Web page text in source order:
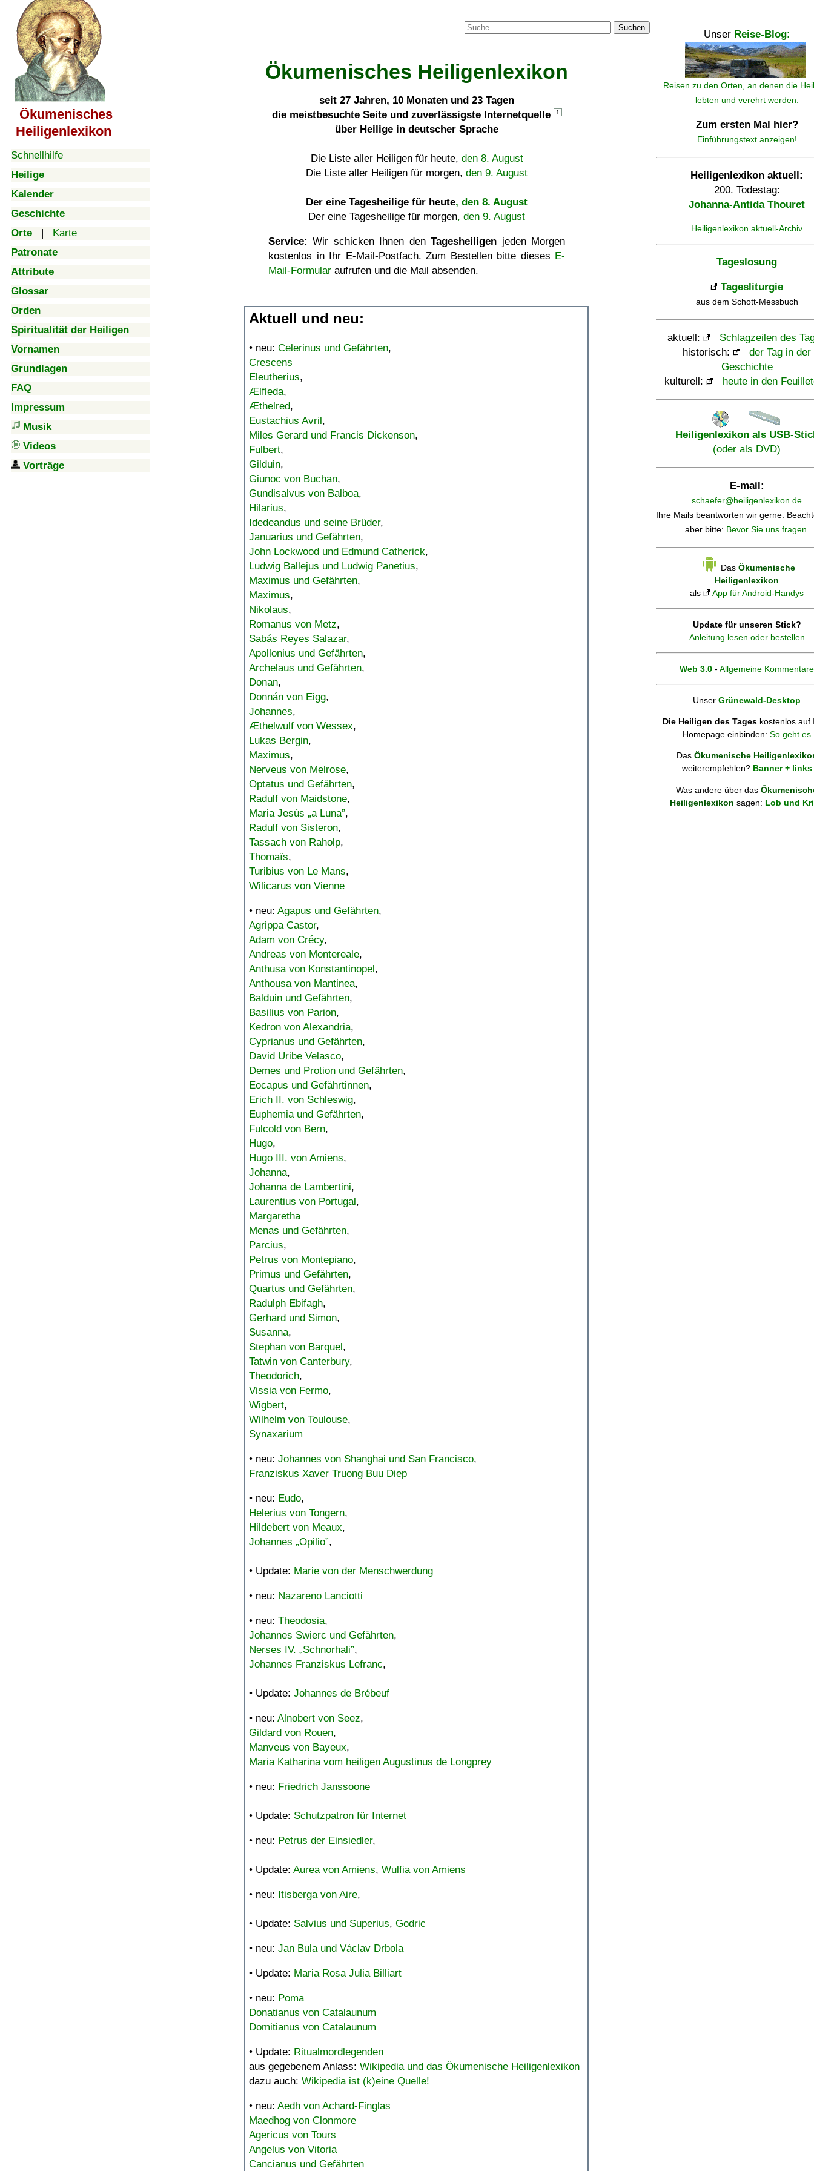
Ökumenisches
Heiligenlexikon
Schnellhilfe
Heilige
Kalender
Geschichte
Orte | Karte
Patronate
Attribute
Glossar
Orden
Spiritualität der Heiligen
Vornamen
Grundlagen
FAQ
Impressum
Musik
Videos
Vorträge
Suchen
Ökumenisches Heiligenlexikon
seit 27 Jahren, 10 Monaten und 23 Tagen
die meistbesuchte Seite und zuverlässigste Internetquelle
1
über Heilige in deutscher Sprache
Die Liste aller Heiligen für heute, den 8. August
Die Liste aller Heiligen für morgen, den 9. August
Der eine Tagesheilige für heute, den 8. August
Der eine Tagesheilige für morgen, den 9. August
Service: Wir schicken Ihnen denTagesheiligen jeden Morgen
kostenlos in Ihr E-Mail-Postfach. Zum Bestellen bitte dieses E-
Mail-Formular aufrufen und die Mail absenden.
Aktuell und neu:
• neu: Celerinus und Gefährten,
Crescens
Eleutherius,
Ælfleda,
Æthelred,
Eustachius Avril,
Miles Gerard und Francis Dickenson,
Fulbert,
Gilduin,
Giunoc von Buchan,
Gundisalvus von Balboa,
Hilarius,
Idedeandus und seine Brüder,
Januarius und Gefährten,
John Lockwood und Edmund Catherick,
Ludwig Ballejus und Ludwig Panetius,
Maximus und Gefährten,
Maximus,
Nikolaus,
Romanus von Metz,
Sabás Reyes Salazar,
Apollonius und Gefährten,
Archelaus und Gefährten,
Donan,
Donnán von Eigg,
Johannes,
Æthelwulf von Wessex,
Lukas Bergin,
Maximus,
Nerveus von Melrose,
Optatus und Gefährten,
Radulf von Maidstone,
Maria Jesús „a Luna”,
Radulf von Sisteron,
Tassach von Raholp,
Thomaïs,
Turibius von Le Mans,
Wilicarus von Vienne
• neu: Agapus und Gefährten,
Agrippa Castor,
Adam von Crécy,
Andreas von Montereale,
Anthusa von Konstantinopel,
Anthousa von Mantinea,
Balduin und Gefährten,
Basilius von Parion,
Kedron von Alexandria,
Cyprianus und Gefährten,
David Uribe Velasco,
Demes und Protion und Gefährten,
Eocapus und Gefährtinnen,
Erich II. von Schleswig,
Euphemia und Gefährten,
Fulcold von Bern,
Hugo,
Hugo III. von Amiens,
Johanna,
Johanna de Lambertini,
Laurentius von Portugal,
Margaretha
Menas und Gefährten,
Parcius,
Petrus von Montepiano,
Primus und Gefährten,
Quartus und Gefährten,
Radulph Ebifagh,
Gerhard und Simon,
Susanna,
Stephan von Barquel,
Tatwin von Canterbury,
Theodorich,
Vissia von Fermo,
Wigbert,
Wilhelm von Toulouse,
Synaxarium
• neu: Johannes von Shanghai und San Francisco,
Franziskus Xaver Truong Buu Diep
• neu: Eudo,
Helerius von Tongern,
Hildebert von Meaux,
Johannes „Opilio”,
• Update: Marie von der Menschwerdung
• neu: Nazareno Lanciotti
• neu: Theodosia,
Johannes Swierc und Gefährten,
Nerses IV. „Schnorhali”,
Johannes Franziskus Lefranc,
• Update: Johannes de Brébeuf
• neu: Alnobert von Seez,
Gildard von Rouen,
Manveus von Bayeux,
Maria Katharina vom heiligen Augustinus de Longprey
• neu: Friedrich Janssoone
• Update: Schutzpatron für Internet
• neu: Petrus der Einsiedler,
• Update: Aurea von Amiens, Wulfia von Amiens
• neu: Itisberga von Aire,
• Update: Salvius und Superius, Godric
• neu: Jan Bula und Václav Drbola
• Update: Maria Rosa Julia Billiart
• neu: Poma
Donatianus von Catalaunum
Domitianus von Catalaunum
• Update: Ritualmordlegenden
aus gegebenem Anlass: Wikipedia und das Ökumenische Heiligenlexikon
dazu auch: Wikipedia ist (k)eine Quelle!
• neu: Aedh von Achard-Finglas
Maedhog von Clonmore
Agericus von Tours
Angelus von Vitoria
Cancianus und Gefährten
Unser Reise-Blog:
Reisen zu den Orten, an denen die
lebten und verehrt werden.
Zum ersten Mal hier?
Einführungstext anzeigen!
Heiligenlexikon aktuell:
200. Todestag:
Johanna-Antida Thouret
Heiligenlexikon aktuell-Archiv
Tageslosung
Tagesliturgie
aus dem Schott-Messbuch
aktuell:
Schlagzeilen des
historisch:
der Tag in der
Geschichte
kulturell:
heute in den
Heiligenlexikon als USB-
(oder als DVD)
E-mail:
schaefer@heiligenlexikon.de
Ihre Mails beantworten wir gerne.
aber bitte: Bevor Sie uns fragen.
Das Ökumenische
Heiligenlexikon
als
App für Android-Handys
Update für unseren Stick?
Anleitung lesen oder bestellen
Web 3.0 - Allgemeine Kommentare
Unser Grünewald-Desktop
Die Heiligen des Tages kostenlos auf
Homepage einbinden: So geht es
Das Ökumenische
weiterempfehlen? Banner + links
Was andere über das
Heiligenlexikon sagen: Lob und